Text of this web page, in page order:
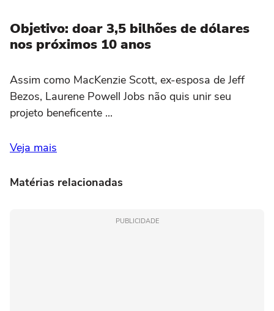
Objetivo: doar 3,5 bilhões de dólares
nos próximos 10 anos
Assim como MacKenzie Scott, ex-esposa de Jeff
Bezos, Laurene Powell Jobs não quis unir seu
projeto beneficente ...
Veja mais
Matérias relacionadas
PUBLICIDADE